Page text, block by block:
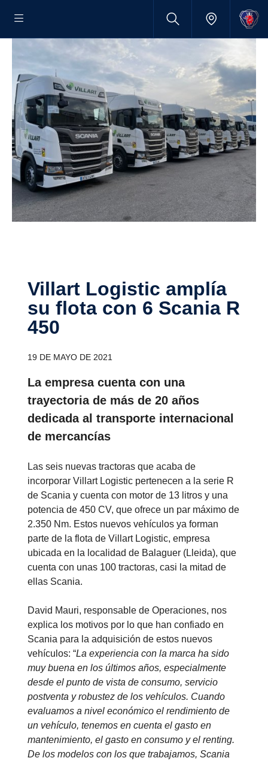
Villart Logistic amplía
su flota con 6 Scania R
450
19 DE MAYO DE 2021
La empresa cuenta con una
trayectoria de más de 20 años
dedicada al transporte internacional
de mercancías
Las seis nuevas tractoras que acaba de
incorporar Villart Logistic pertenecen a la serie R
de Scania y cuenta con motor de 13 litros y una
potencia de 450 CV, que ofrece un par máximo de
2.350 Nm. Estos nuevos vehículos ya forman
parte de la flota de Villart Logistic, empresa
ubicada en la localidad de Balaguer (Lleida), que
cuenta con unas 100 tractoras, casi la mitad de
ellas Scania.
David Mauri, responsable de Operaciones, nos
explica los motivos por lo que han confiado en
Scania para la adquisición de estos nuevos
vehículos: “La experiencia con la marca ha sido
muy buena en los últimos años, especialmente
desde el punto de vista de consumo, servicio
postventa y robustez de los vehículos. Cuando
evaluamos a nivel económico el rendimiento de
un vehículo, tenemos en cuenta el gasto en
mantenimiento, el gasto en consumo y el renting.
De los modelos con los que trabajamos, Scania